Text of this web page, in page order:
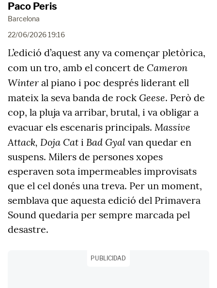
Paco Peris
Barcelona
22/06/2026 19:16
L’edició d’aquest any va començar pletòrica,
com un tro, amb el concert de Cameron
Winter al piano i poc després liderant ell
mateix la seva banda de rock Geese. Però de
cop, la pluja va arribar, brutal, i va obligar a
evacuar els escenaris principals. Massive
Attack, Doja Cat i Bad Gyal van quedar en
suspens. Milers de persones xopes
esperaven sota impermeables improvisats
que el cel donés una treva. Per un moment,
semblava que aquesta edició del Primavera
Sound quedaria per sempre marcada pel
desastre.
PUBLICIDAD